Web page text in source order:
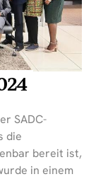
SADC-
die
bereit ist,
in einem